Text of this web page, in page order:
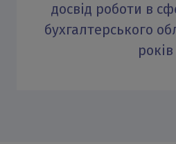
досвід роботи в
бухгалтерського
років